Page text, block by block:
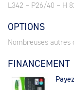
L342 – P26/40 – H
OPTIONS
Nombreuses autres
FINANCEMENT